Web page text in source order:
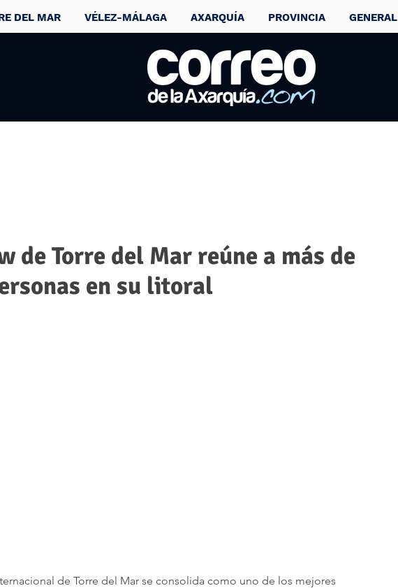
DEL MAR VÉLEZ-MÁLAGA AXARQUÍA PROVINCIA GENERAL
de Torre del Mar reúne a más de
en su litoral
de Torre del Mar se consolida como uno de los mejores